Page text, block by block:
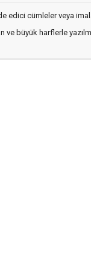
edici cümleler veya
ve büyük harflerle